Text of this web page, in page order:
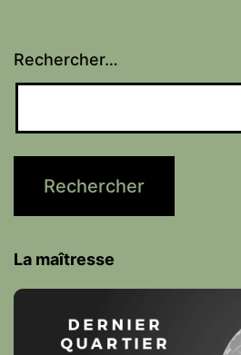
Rechercher…
La maîtresse